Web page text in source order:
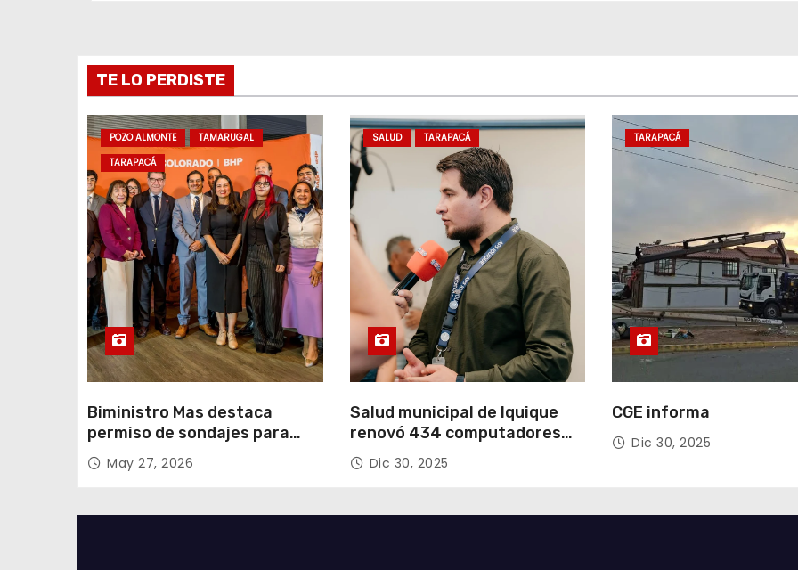
e
e
n
t
r
a
d
a
s
TE LO PERDISTE
POZO ALMONTE
TAMARUGAL
TARAPACÁ
Biministro Mas destaca
permiso de sondajes para
Cerro Colorado
May 27, 2026
SALUD TARAPACÁ
Salud municipal de Iquique
renovó 434 computadores
con fondos del Gobierno de
Tarapacá
Dic 30, 2025
TARAPACÁ
CGE informa
Dic 30, 2025